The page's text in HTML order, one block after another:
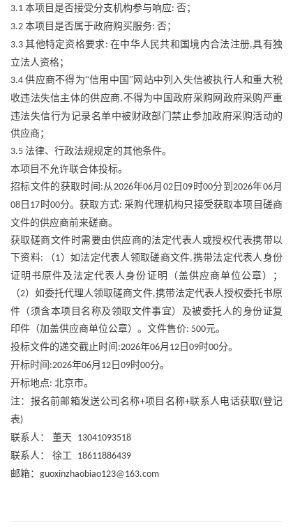
3.1 本项目是否接受分支机构参与响应: 否；
3.2 本项目是否属于政府购买服务: 否；
3.3其他特定资格要求: 在中华人民共和国境内合法注册,具有独
立法人资格；
3.4供应商不得为“信用中国”网站中列入失信被执行人和重大税
收违法失信主体的供应商, 不得为中国政府采购网政府采购严重
违法失信行为记录名单中被财政部门禁止参加政府采购活动的
供应商；
3.5 法律、行政法规规定的其他条件。
本项目不允许联合体投标。
招标文件的获取时间 :从2026年06月 02日09 时00分到2026年06月
08 日 17 时00分。获取方式:采购代理机构只接受获取本项目磋商
文件的供应商前来磋商。
获取磋商文件时需要由供应商的法定代表人或授权代表携带以
下资料: （1）如法定代表人领取磋商文件,携带法定代表人身份
证明书原件及法定代表人身份证明（盖供应商单位公章）；
（2）如委托代理人领取磋商文件,携带法定代表人授权委托书原
件（须含本项目名称及领取文件事宜）及被委托人的身份证复
印件（加盖供应商单位公章）。文件售价: 500元。
投标文件的递交截止时间 :2026年06月 12 日 09时00分。
开标时间 :2026年06月 12 日 09时00分。
开标地点: 北京市。
注：报名前邮箱发送公司名称+项目名称+联系人电话获取(登记
表)
联系人：
董天 13041093518
联系人：
徐工
18611886439
邮箱： guoxinzhaobiao123@163.com